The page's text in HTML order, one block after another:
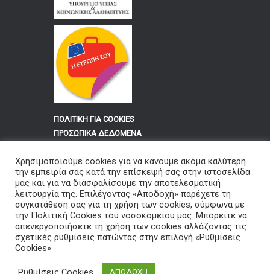
ΠΟΛΙΤΙΚΗ ΓΙΑ COOKIES
ΠΡΟΣΩΠΙΚΑ ΔΕΔΟΜΕΝΑ
Για τους Υπαλλήλους του
Νοσοκομείου Φλώρινας «ΕΛΕΝΗ Θ.
ΔΗΜΗΤΡΙΟΥ»
Είσοδος στην Εφαρμογή Αδειών
Χρησιμοποιούμε cookies για να κάνουμε ακόμα καλύτερη
την εμπειρία σας κατά την επίσκεψή σας στην ιστοσελίδα
μας και για να διασφαλίσουμε την αποτελεσματική
λειτουργία της. Επιλέγοντας «Αποδοχή» παρέχετε τη
συγκατάθεση σας για τη χρήση των cookies, σύμφωνα με
την Πολιτική Cookies του νοσοκομείου μας. Μπορείτε να
απενεργοποιήσετε τη χρήση των cookies αλλάζοντας τις
σχετικές ρυθμίσεις πατώντας στην επιλογή «Ρυθμίσεις
Cookies»
ΑΠΟΔΟΧΗ